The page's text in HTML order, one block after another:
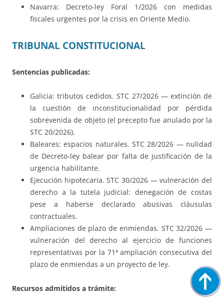
Navarra: Decreto-ley Foral 1/2026 con medidas
fiscales urgentes por la crisis en Oriente Medio.
TRIBUNAL CONSTITUCIONAL
Sentencias publicadas:
Galicia: tributos cedidos. STC 27/2026 — extinción de
la cuestión de inconstitucionalidad por pérdida
sobrevenida de objeto (el precepto fue anulado por la
STC 20/2026).
Baleares: espacios naturales. STC 28/2026 — nulidad
de Decreto-ley balear por falta de justificación de la
urgencia habilitante.
Ejecución hipotecaria. STC 30/2026 — vulneración del
derecho a la tutela judicial: denegación de costas
pese a haberse declarado abusivas cláusulas
contractuales.
Ampliaciones de plazo de enmiendas. STC 32/2026 —
vulneración del derecho al ejercicio de funciones
representativas por la 71ª ampliación consecutiva del
plazo de enmiendas a un proyecto de ley.
Recursos admitidos a trámite: